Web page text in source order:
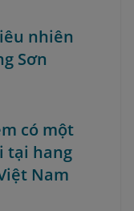
nhiên
Sơn
có một
tại hang
Nam